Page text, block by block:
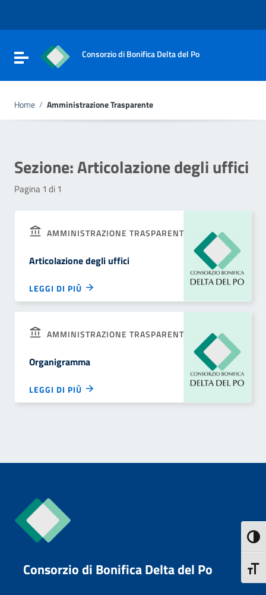
Vai al footer
Attiva / disattiva la navigazione
Consorzio di Bonifica Delta del Po
Home / Amministrazione Trasparente
Sezione:Articolazione degli uffici
Pagina 1 di 1
AMMINISTRAZIONE TRASPARENTE
Articolazione degli uffici
LEGGI DI PIÙ
AMMINISTRAZIONE TRASPARENTE
Organigramma
LEGGI DI PIÙ
Consorzio di Bonifica Delta del Po